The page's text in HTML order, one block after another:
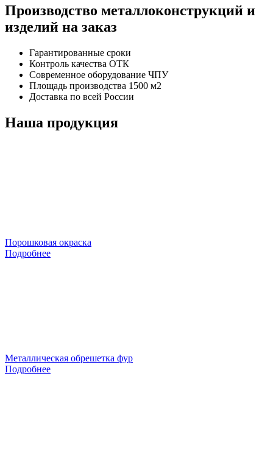
Производство металлоконструкций и
изделий на заказ
Гарантированные сроки
Контроль качества ОТК
Современное оборудование ЧПУ
Площадь производства 1500 м2
Доставка по всей России
Наша продукция
Порошковая окраска
Подробнее
Металлическая обрешетка фур
Подробнее